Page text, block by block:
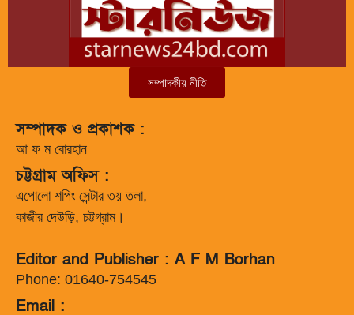
সম্পাদকীয় নীতি
সম্পাদক ও প্রকাশক :
আ ফ ম বোরহান
চট্টগ্রাম অফিস :
এপোলো শপিং সেন্টার ৩য় তলা,
কাজীর দেউড়ি, চট্টগ্রাম।
Editor and Publisher : A F M Borhan
Phone: 01640-754545
Email :